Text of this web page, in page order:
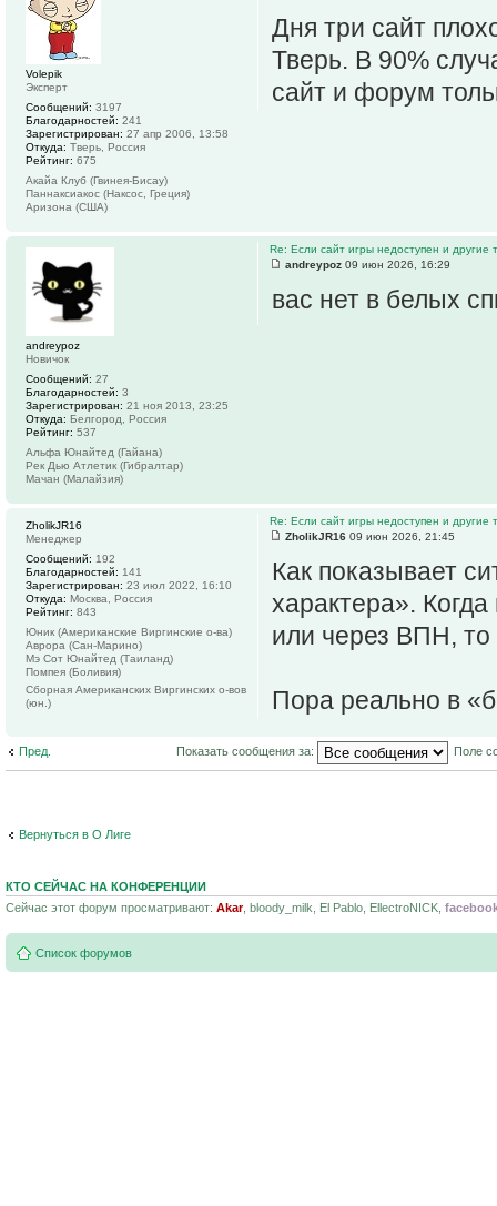
Дня три сайт
Тверь. В 90%
сайт и форум
Volepik
Эксперт
Сообщений: 3197
Благодарностей: 241
Зарегистрирован: 27 апр 2006, 13:58
Откуда: Тверь, Россия
Рейтинг: 675
Акайа Клуб (Гвинея-Бисау)
Паннаксиакос (Наксос, Греция)
Аризона (США)
Re: Если сайт игры недоступен и другие
andreypoz 09 июн 2026, 16:29
вас нет в белых
andreypoz
Новичок
Сообщений: 27
Благодарностей: 3
Зарегистрирован: 21 ноя 2013, 23:25
Откуда: Белгород, Россия
Рейтинг: 537
Альфа Юнайтед (Гайана)
Рек Дью Атлетик (Гибралтар)
Мачан (Малайзия)
Re: Если сайт игры недоступен и другие
ZholikJR16 09 июн 2026, 21:45
Как показывает
характера».
или через ВПН, то
Пора реально в
ZholikJR16
Менеджер
Сообщений: 192
Благодарностей: 141
Зарегистрирован: 23 июл 2022, 16:10
Откуда: Москва, Россия
Рейтинг: 843
Юник (Американские Виргинские о-ва)
Аврора (Сан-Марино)
Мэ Сот Юнайтед (Таиланд)
Помпея (Боливия)
Сборная Американских Виргинских о-вов
(юн.)
Пред. Показать сообщения за: Поле
Вернуться в О Лиге
КТО СЕЙЧАС НА КОНФЕРЕНЦИИ
Сейчас этот форум просматривают: Akar, bloody_milk, El Pablo, EllectroNICK,
Список форумов